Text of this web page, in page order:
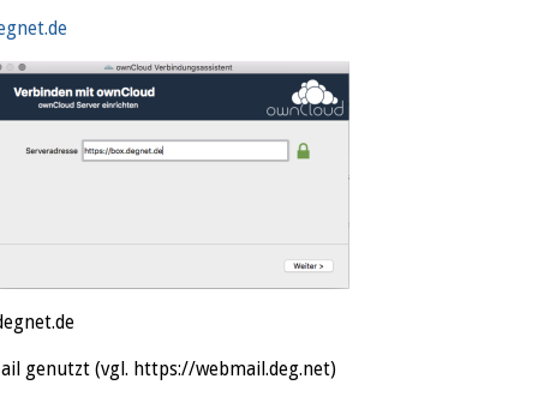
genutzt (vgl. https://webmail.deg.net)